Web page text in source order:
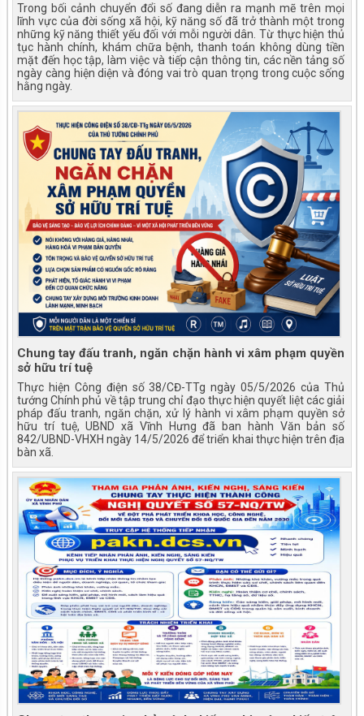
Trong bối cảnh chuyển đổi số đang diễn ra mạnh mẽ trên mọi
lĩnh vực của đời sống xã hội, kỹ năng số đã trở thành một trong
những kỹ năng thiết yếu đối với mỗi người dân. Từ thực hiện thủ
tục hành chính, khám chữa bệnh, thanh toán không dùng tiền
mặt đến học tập, làm việc và tiếp cận thông tin, các nền tảng số
ngày càng hiện diện và đóng vai trò quan trọng trong cuộc sống
hằng ngày.
Chung tay đấu tranh, ngăn chặn hành vi xâm phạm quyền
sở hữu trí tuệ
Thực hiện Công điện số 38/CĐ-TTg ngày 05/5/2026 của Thủ
tướng Chính phủ về tập trung chỉ đạo thực hiện quyết liệt các giải
pháp đấu tranh, ngăn chặn, xử lý hành vi xâm phạm quyền sở
hữu trí tuệ, UBND xã Vĩnh Hưng đã ban hành Văn bản số
842/UBND-VHXH ngày 14/5/2026 để triển khai thực hiện trên địa
bàn xã.